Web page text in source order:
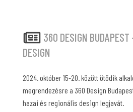
360 DESIGN
DESIGN
2024. október 15-20. között ötödik
megrendezésre a 360 Design
hazai és regionális design legjavát.